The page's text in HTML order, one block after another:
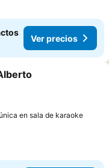
Ver precios
a favoritos
en sala de karaokeVer